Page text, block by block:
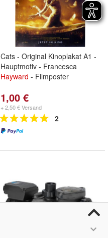
Cats - Original Kinoplakat A1 -
Hauptmotiv - Francesca
Hayward - Filmposter
1,00 €
+ 2,50 € Versand
2